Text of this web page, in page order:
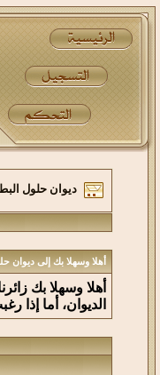
ديوان حلول
أهلا وسهلا بك إلى ديوان
أهلا وسهلا بك
الديوان، أما إذا